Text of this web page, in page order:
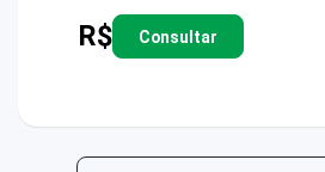
R$ Consultar